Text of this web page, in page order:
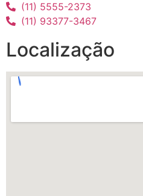
(11) 5555-2373
(11) 93377-3467
Localização